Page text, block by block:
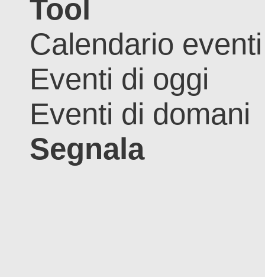
Tool
Calendario eventi
Eventi di oggi
Eventi di domani
Segnala